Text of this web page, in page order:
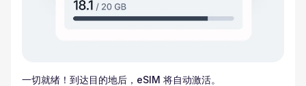
一切就绪！到达目的地后，eSIM 将自动激活。